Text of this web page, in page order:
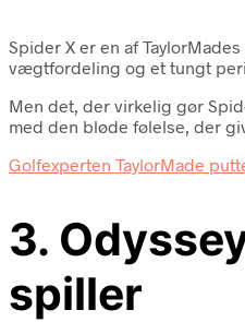
Spider X er en af
vægtfordeling og et tungt
Men det, der virkelig gør
med den bløde følelse, der
Golfexperten TaylorMade
3.
spiller